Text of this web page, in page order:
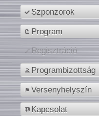
Szponzorok
Program
Regisztráció
Programbizottság
Versenyhelyszín
Kapcsolat